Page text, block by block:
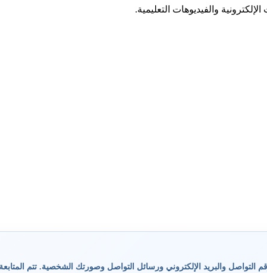
والفيديوهات التعليمية.
والبريد الإلكتروني ورسائل التواصل وصورتك الشخصية. تتم